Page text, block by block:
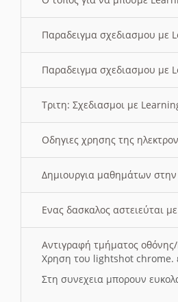
Παραδειγμα σχεδιασμου με
Παραδειγμα σχεδιασμου με
Τριτη: Σχεδιασμοι με
Οδηγιες χρησης της
Δημιουργια μαθημάτων στην
Ενας δασκαλος αστειεύται
Αντιγραφή τμήματος
Χρηση του lightshot chrome.
Στη συνεχεια μπορουν